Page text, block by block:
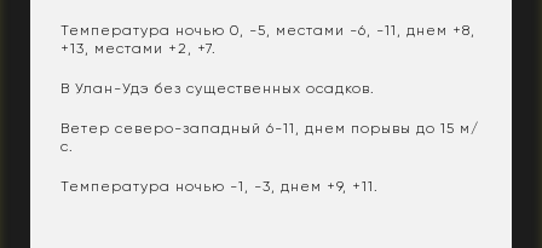
Температура ночью 0, -5, местами -6, -11, днем +8,
+13, местами +2, +7.
В Улан-Удэ без существенных осадков.
Ветер северо-западный 6-11, днем порывы до 15 м/
с.
Температура ночью -1, -3, днем +9, +11.